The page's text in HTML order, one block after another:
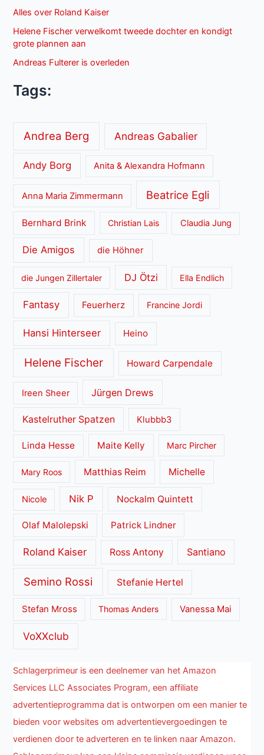
Alles over Roland Kaiser
Helene Fischer verwelkomt tweede dochter en kondigt
grote plannen aan
Andreas Fulterer is overleden
Tags:
Andrea Berg Andreas Gabalier
Andy Borg Anita & Alexandra Hofmann
Anna Maria Zimmermann Beatrice Egli
Bernhard Brink Christian Lais Claudia Jung
Die Amigos die Höhner
die Jungen Zillertaler DJ Ötzi Ella Endlich
Fantasy Feuerherz Francine Jordi
Hansi Hinterseer Heino
Helene Fischer Howard Carpendale
Ireen Sheer Jürgen Drews
Kastelruther Spatzen Klubbb3
Linda Hesse Maite Kelly Marc Pircher
Mary Roos Matthias Reim Michelle
Nicole Nik P Nockalm Quintett
Olaf Malolepski Patrick Lindner
Roland Kaiser Ross Antony Santiano
Semino Rossi Stefanie Hertel
Stefan Mross Thomas Anders Vanessa Mai
VoXXclub
Schlagerprimeur is een deelnemer van het Amazon
Services LLC Associates Program, een affiliate
advertentieprogramma dat is ontworpen om een manier te
bieden voor websites om advertentievergoedingen te
verdienen door te adverteren en te linken naar Amazon.